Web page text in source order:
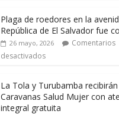
Plaga de roedores en la
República de El Salvador fue
26 mayo, 2026
Comentarios
desactivados
La Tola y Turubamba
Caravanas Salud Mujer con
integral gratuita